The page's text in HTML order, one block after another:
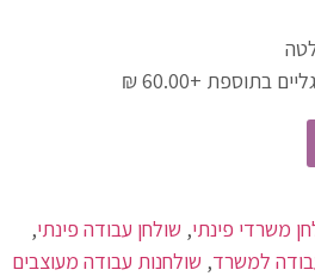
בתוספת +60.00 ₪
משרדי פינתי, שולחן עבודה פינתי,
למשרד, שולחנות עבודה מעוצבים